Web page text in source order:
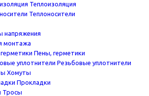
Теплоизоляция
Теплоносители
напряжения
монтажа
Пены, герметики
Резьбовые уплотнители
Хомуты
Прокладки
Тросы